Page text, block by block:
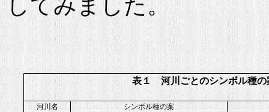
してみました。
表１ 河川ごとのシンボル種の
河川名 シンボル種の案